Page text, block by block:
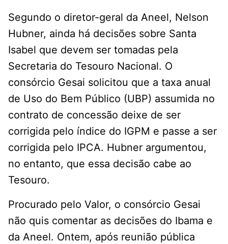
Segundo o diretor-geral da Aneel, Nelson
Hubner, ainda há decisões sobre Santa
Isabel que devem ser tomadas pela
Secretaria do Tesouro Nacional. O
consórcio Gesai solicitou que a taxa anual
de Uso do Bem Público (UBP) assumida no
contrato de concessão deixe de ser
corrigida pelo índice do IGPM e passe a ser
corrigida pelo IPCA. Hubner argumentou,
no entanto, que essa decisão cabe ao
Tesouro.
Procurado pelo Valor, o consórcio Gesai
não quis comentar as decisões do Ibama e
da Aneel. Ontem, após reunião pública